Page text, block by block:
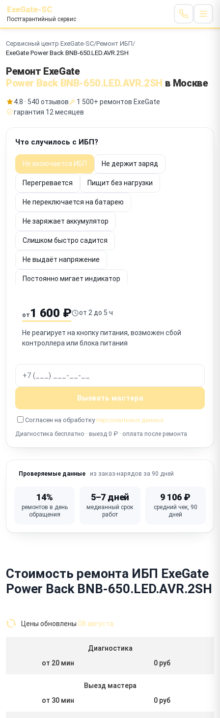
ExeGate-SC
Постгарантийный сервис
Сервисный центр ExeGate-SC/Ремонт ИБП/
ExeGate Power Back BNB-650.LED.AVR.2SH
Ремонт ExeGate
Power Back BNB-650.LED.AVR.2SH в Москве
4.8 · 540 отзывов
1 500+ ремонтов ExeGate
гарантия 12 месяцев
Что случилось с ИБП?
Не включается ИБП Не держит заряд
Перегревается Пищит без нагрузки
Не переключается на батарею
Не заряжает аккумулятор
Слишком быстро садится
Не выдаёт напряжение
Постоянно мигает индикатор
Срабатывает защита Запах гари
Не включается после отключения
от 1 600 ₽ от 2 до 5 ч
Не реагирует на кнопку питания, возможен сбой
контроллера или блока питания
Вызвать мастера
Согласен на обработку персональных данных
Диагностика бесплатно · выезд 0 ₽ · оплата после ремонта
Проверяемые данные из заказ-нарядов за 90 дней
14%
ремонтов в день
обращения
5–7 дней
медианный срок
работ
9 106 ₽
средний чек, 90
дней
Стоимость ремонта ИБП ExeGate
Power Back BNB-650.LED.AVR.2SH
Цены обновлены 08 августа
Диагностика
от 20 мин
0 руб
Выезд мастера
от 30 мин
0 руб